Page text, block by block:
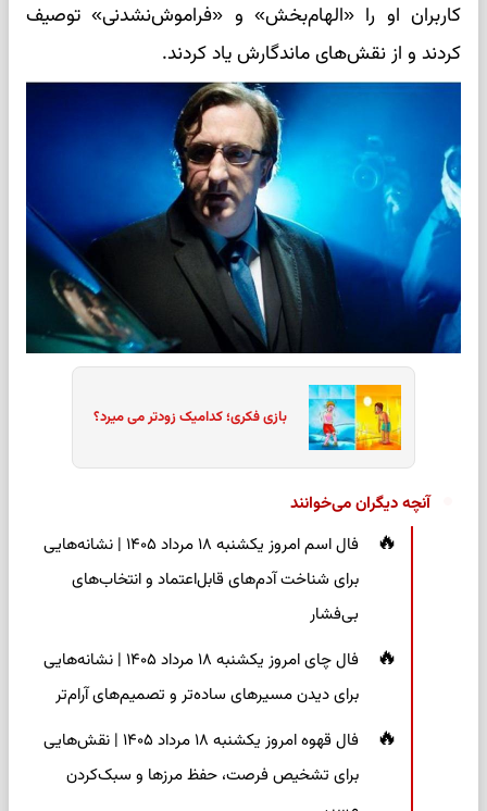
کاربران او را «الهام‌بخش» و «فراموش‌نشدنی» توصیف
کردند و از نقش‌های ماندگارش یاد کردند.
بازی فکری؛ کدامیک زودتر می میرد؟
آنچه دیگران می‌خوانند
فال اسم امروز یکشنبه ۱۸ مرداد ۱۴۰۵ | نشانه‌هایی
برای شناخت آدم‌های قابل‌اعتماد و انتخاب‌های
بی‌فشار
فال چای امروز یکشنبه ۱۸ مرداد ۱۴۰۵ | نشانه‌هایی
برای دیدن مسیرهای ساده‌تر و تصمیم‌های آرام‌تر
فال قهوه امروز یکشنبه ۱۸ مرداد ۱۴۰۵ | نقش‌هایی
برای تشخیص فرصت، حفظ مرزها و سبک‌کردن